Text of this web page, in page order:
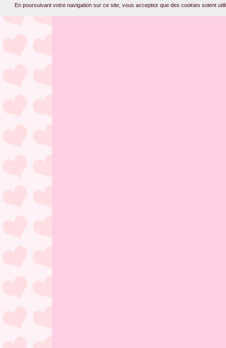
En poursuivant votre navigation sur ce site, vous acceptez que des cookies soient